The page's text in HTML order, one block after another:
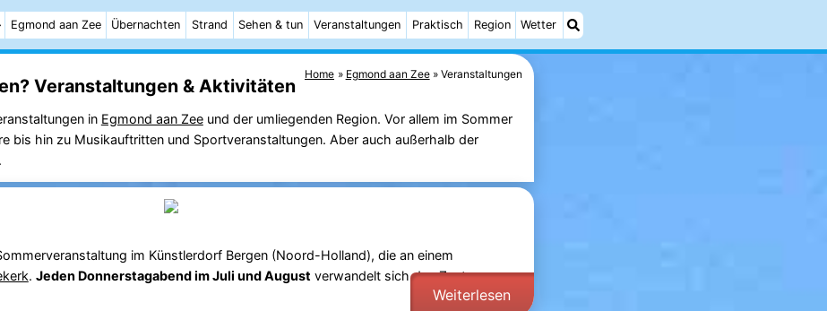
Egmond aan Zee Übernachten Strand Sehen & tun Veranstaltungen Praktisch Region Wetter
Home Egmond aan Zee Veranstaltungen
Veranstaltungen & Aktivitäten
in Egmond aan Zeeund der umliegenden Region. Vor allem im Sommer
bis hin zu Musikauftritten und Sportveranstaltungen. Aber auch außerhalb der
im Künstlerdorf Bergen (Noord-Holland), die an einem
. Jeden Donnerstagabend im Juli und August verwandelt sich das Zentrum von
Weiterlesen